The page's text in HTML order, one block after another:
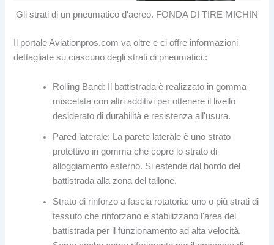
Gli strati di un pneumatico d'aereo. FONDA DI TIRE MICHIN
Il portale Aviationpros.com va oltre e ci offre informazioni
dettagliate su ciascuno degli strati di pneumatici.:
Rolling Band: Il battistrada è realizzato in gomma
miscelata con altri additivi per ottenere il livello
desiderato di durabilità e resistenza all'usura.
Pared laterale: La parete laterale è uno strato
protettivo in gomma che copre lo strato di
alloggiamento esterno. Si estende dal bordo del
battistrada alla zona del tallone.
Strato di rinforzo a fascia rotatoria: uno o più strati di
tessuto che rinforzano e stabilizzano l'area del
battistrada per il funzionamento ad alta velocità.